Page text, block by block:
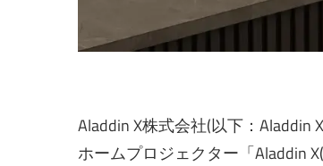
Aladdin X株式会社(以下：Aladdin
ホームプロジェクター「Aladdin